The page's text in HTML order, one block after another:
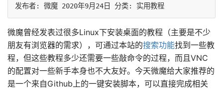
微魔曾经发表过很多Linux下安装桌面的教程（主要是不少
朋友有浏览器的需求），可通过本站的搜索功能找到一些教
程，但这些教程多少还需要一些敲命令的过程，而且VNC
的配置对一些新手本身也不大友好。今天微魔给大家推荐的
是一个来自Github上的一键安装脚本，可以直接完成相关